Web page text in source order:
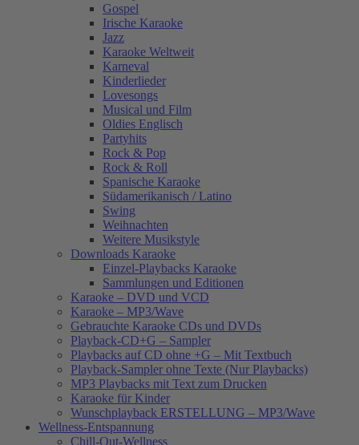
Gospel
Irische Karaoke
Jazz
Karaoke Weltweit
Karneval
Kinderlieder
Lovesongs
Musical und Film
Oldies Englisch
Partyhits
Rock & Pop
Rock & Roll
Spanische Karaoke
Südamerikanisch / Latino
Swing
Weihnachten
Weitere Musikstyle
Downloads Karaoke
Einzel-Playbacks Karaoke
Sammlungen und Editionen
Karaoke – DVD und VCD
Karaoke – MP3/Wave
Gebrauchte Karaoke CDs und DVDs
Playback-CD+G – Sampler
Playbacks auf CD ohne +G – Mit Textbuch
Playback-Sampler ohne Texte (Nur Playbacks)
MP3 Playbacks mit Text zum Drucken
Karaoke für Kinder
Wunschplayback ERSTELLUNG – MP3/Wave
Wellness-Entspannung
Chill-Out-Wellness